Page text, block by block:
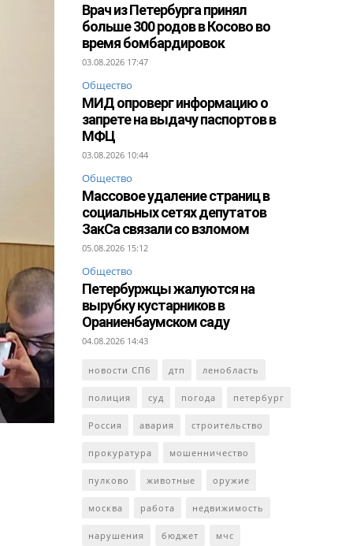
Врач из Петербурга принял
больше 300 родов в Косово во
время бомбардировок
03.08.2026 17:47
Общество
МИД опроверг информацию о
запрете на выдачу паспортов в
МФЦ
03.08.2026 10:44
Общество
Массовое удаление страниц в
социальных сетях депутатов
ЗакСа связали со взломом
05.08.2026 15:12
Общество
Петербуржцы жалуются на
вырубку кустарников в
Ораниенбаумском саду
04.08.2026 14:43
новости СПб дтп ленобласть
полиция суд погода петербург
Россия авария строительство
прокуратура мошенничество
пулково животные оружие
москва работа недвижимость
нарушения бюджет мчс